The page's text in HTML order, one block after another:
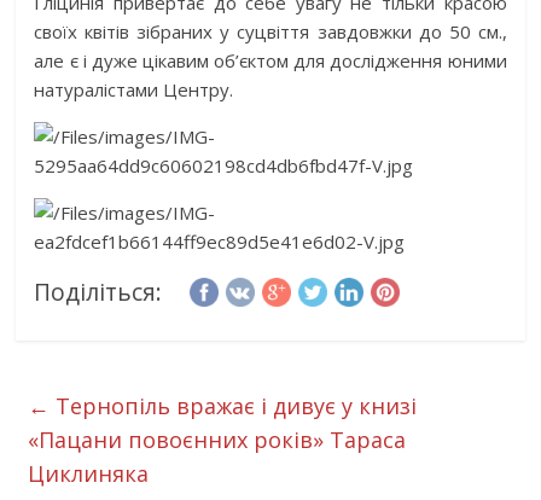
своїх квітів зібраних у суцвіття завдовжки до 50 см.,
але є і дуже цікавим об’єктом для дослідження юними
натуралістами Центру.
Поділіться:
← Тернопіль вражає і дивує у книзі
«Пацани повоєнних років» Тараса
Циклиняка